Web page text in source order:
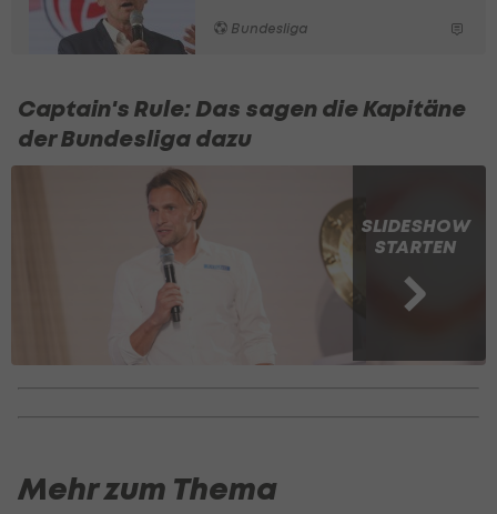
Bundesliga
Captain's Rule: Das sagen die Kapitäne
der Bundesliga dazu
SLIDESHOW
STARTEN
Mehr zum Thema